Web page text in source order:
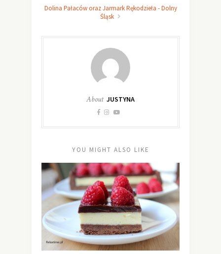
Dolina Pałaców oraz Jarmark Rękodzieła - Dolny
Śląsk
About JUSTYNA
YOU MIGHT ALSO LIKE